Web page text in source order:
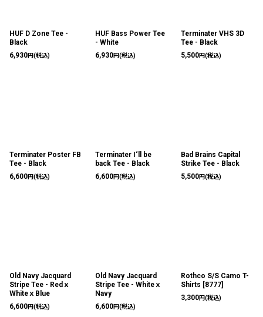
HUF D Zone Tee -
Black
6,930円(税込)
HUF Bass Power Tee
- White
6,930円(税込)
Terminater VHS 3D
Tee - Black
5,500円(税込)
Terminater Poster FB
Tee - Black
6,600円(税込)
Terminater I‘ll be
back Tee - Black
6,600円(税込)
Bad Brains Capital
Strike Tee - Black
5,500円(税込)
Old Navy Jacquard
Stripe Tee - Redｘ
WhiteｘBlue
6,600円(税込)
Old Navy Jacquard
Stripe Tee - Whiteｘ
Navy
6,600円(税込)
Rothco S/S Camo T-
Shirts [8777]
3,300円(税込)